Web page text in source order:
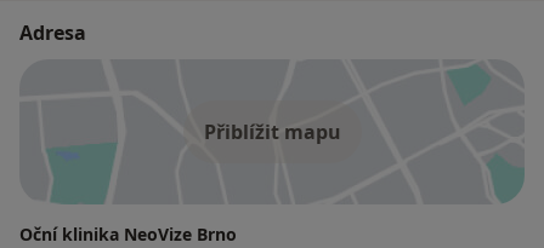
Adresa
Přiblížit mapu
Oční klinika NeoVize Brno